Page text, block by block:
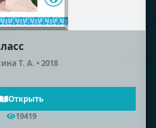
Т. А. • 2018
Открыть
19419